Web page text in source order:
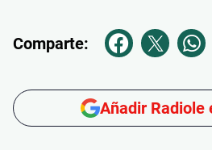
Comparte:
Añadir Radiole